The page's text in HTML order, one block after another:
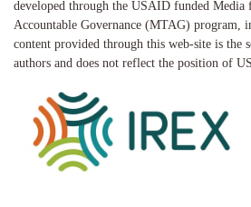
developed through the USAID funded Media
Accountable Governance (MTAG) program,
content provided through this web-site is the
authors and does not reflect the position of